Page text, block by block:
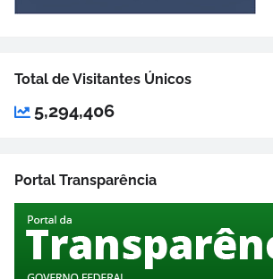
Total de Visitantes Únicos
5,294,406
Portal Transparência